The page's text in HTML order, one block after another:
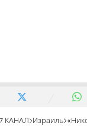
7 КАНАЛ Израиль